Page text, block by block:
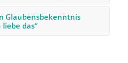
Glaubensbekenntnis
das“